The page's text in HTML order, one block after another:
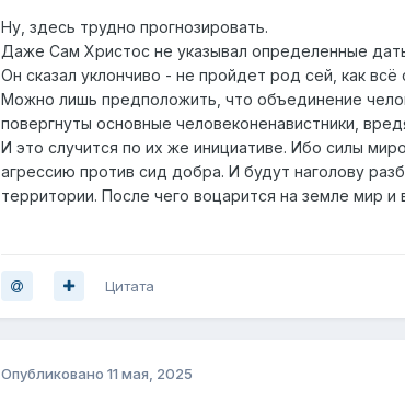
Ну, здесь трудно прогнозировать.
Даже Сам Христос не указывал определенные
Он сказал уклончиво - не пройдет род сей, как всё
Можно лишь предположить, что объединение
повергнуты основные человеконенавистники,
И это случится по их же инициативе. Ибо силы
агрессию против сид добра. И будут наголову
территории. После чего воцарится на земле мир и
Цитата
Опубликовано 11 мая, 2025